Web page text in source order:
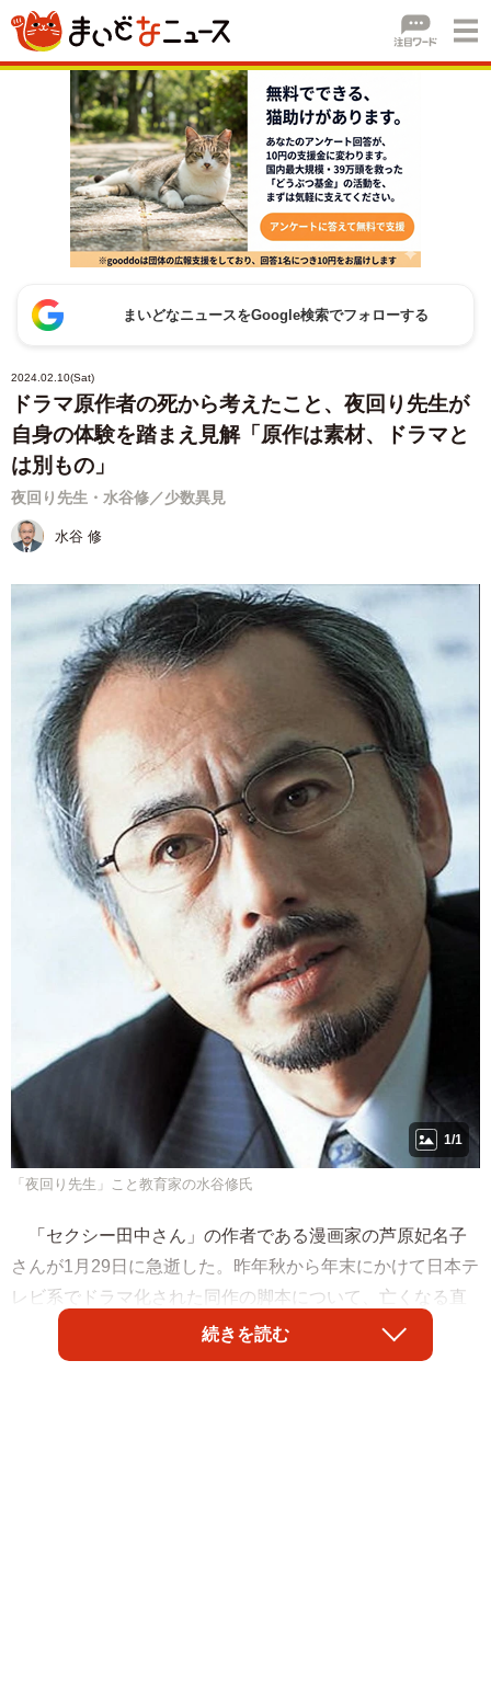
まいどなニュースをGoogle検索でフォローする
2024.02.10(Sat)
ドラマ原作者の死から考えたこと、夜回り先生が
自身の体験を踏まえ見解「原作は素材、ドラマと
は別もの」
夜回り先生・水谷修／少数異見
水谷 修
1/1
「夜回り先生」こと教育家の水谷修氏
「セクシー田中さん」の作者である漫画家の芦原妃名子
さんが1月29日に急逝した。昨年秋から年末にかけて日本テ
レビ系でドラマ化された同作の脚本について、亡くなる直
前まで、見解の相違があったことをうかがわせるX投稿を行
っていたことなどから、同局や出版社の小学館側へ経緯説
続きを読む